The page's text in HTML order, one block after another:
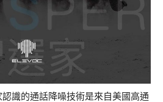
識的通話降噪技術是來自美國高通